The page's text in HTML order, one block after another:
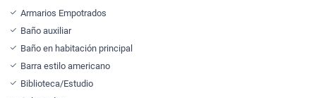
Armarios Empotrados
Baño auxiliar
Baño en habitación principal
Barra estilo americano
Biblioteca/Estudio